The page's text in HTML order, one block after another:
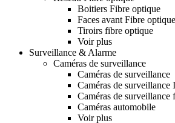
Boitiers Fibre optique
Faces avant Fibre optique
Tiroirs fibre optique
Voir plus
Surveillance & Alarme
Caméras de surveillance
Caméras de surveillance
Caméras de surveillance
Caméras de surveillance
Caméras automobile
Voir plus